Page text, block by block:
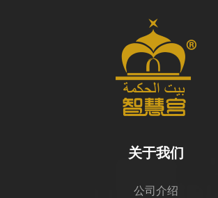
关于我们
公司介绍